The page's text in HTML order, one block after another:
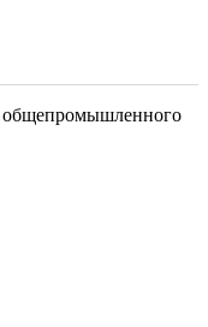
общепромышленного